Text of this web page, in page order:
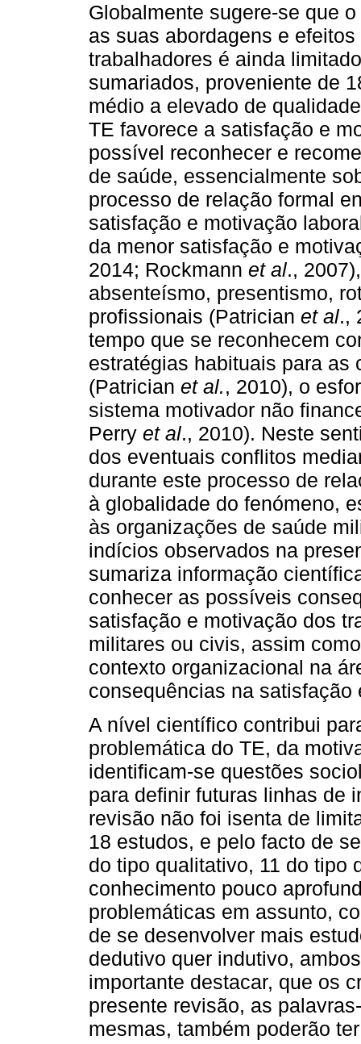
Globalmente sugere-se que
as suas abordagens e
trabalhadores é ainda
sumariados, proveniente de
médio a elevado de
TE favorece a satisfação e
possível reconhecer e
de saúde, essencialmente
processo de relação formal
satisfação e motivação
da menor satisfação e
2014; Rockmann et al.,
absenteísmo, presentismo,
profissionais (Patrician et al.,
tempo que se reconhecem
estratégias habituais para as
(Patrician et al., 2010), o
sistema motivador não
Perry et al., 2010). Neste
dos eventuais conflitos
durante este processo de
à globalidade do fenómeno,
às organizações de saúde
indícios observados na
sumariza informação
conhecer as possíveis
satisfação e motivação dos
militares ou civis, assim
contexto organizacional na
consequências na satisfação
A nível científico contribui
problemática do TE, da
identificam-se questões
para definir futuras linhas de
revisão não foi isenta de
18 estudos, e pelo facto de
do tipo qualitativo, 11 do tipo
conhecimento pouco
problemáticas em assunto,
de se desenvolver mais
dedutivo quer indutivo,
importante destacar, que os
presente revisão, as
mesmas, também poderão